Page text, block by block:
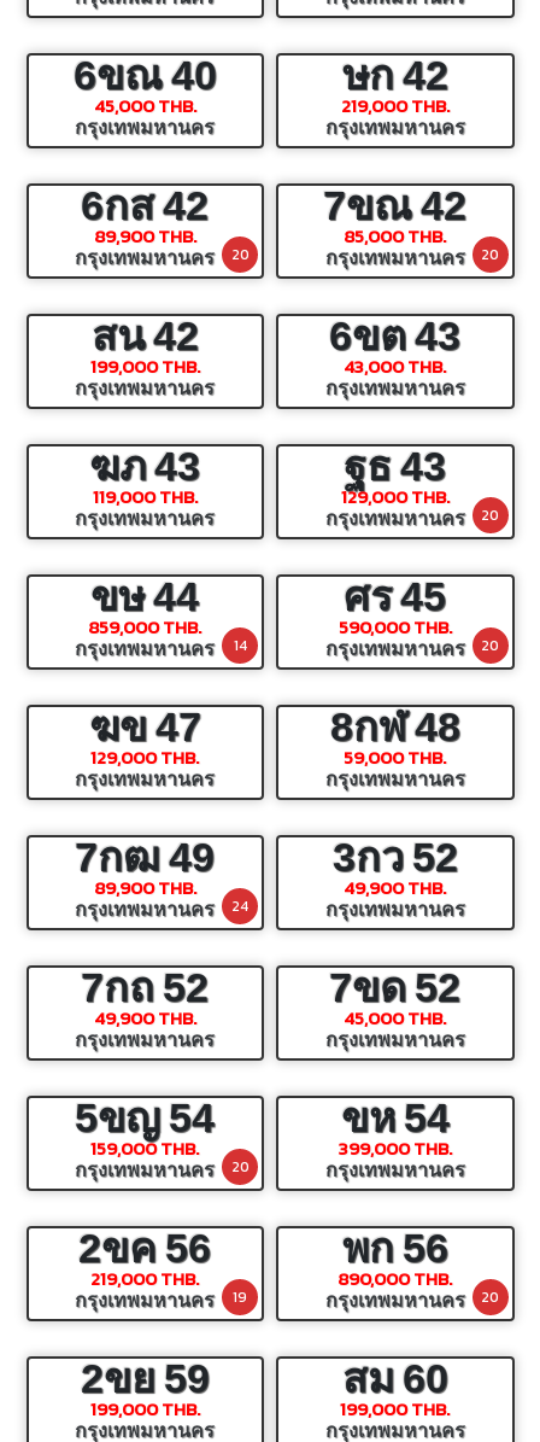
6ขณ40
45,000 THB.
กรุงเทพมหานคร
ษก42
219,000 THB.
กรุงเทพมหานคร
6กส42
89,900 THB.
กรุงเทพมหานคร 20
7ขณ42
85,000 THB.
กรุงเทพมหานคร 20
สน42
199,000 THB.
กรุงเทพมหานคร
6ขต43
43,000 THB.
กรุงเทพมหานคร
ฆภ43
119,000 THB.
กรุงเทพมหานคร
ฐธ43
129,000 THB.
กรุงเทพมหานคร 20
ขษ44
859,000 THB.
กรุงเทพมหานคร 14
ศร45
590,000 THB.
กรุงเทพมหานคร 20
ฆข47
129,000 THB.
กรุงเทพมหานคร
8กฬ48
59,000 THB.
กรุงเทพมหานคร
7กฒ49
89,900 THB.
กรุงเทพมหานคร 24
3กว52
49,900 THB.
กรุงเทพมหานคร
7กถ52
49,900 THB.
กรุงเทพมหานคร
7ขด52
45,000 THB.
กรุงเทพมหานคร
5ขญ54
159,000 THB.
กรุงเทพมหานคร 20
ขห54
399,000 THB.
กรุงเทพมหานคร
2ขค56
219,000 THB.
กรุงเทพมหานคร 19
พก56
890,000 THB.
กรุงเทพมหานคร 20
2ขย59
199,000 THB.
กรุงเทพมหานคร
สม60
199,000 THB.
กรุงเทพมหานคร